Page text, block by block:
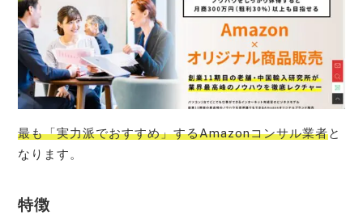
最も「実力派でおすすめ」するAmazonコンサル業者と
なります。
特徴